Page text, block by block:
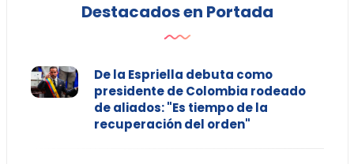
Destacados en Portada
De la Espriella debuta como
presidente de Colombia rodeado
de aliados: "Es tiempo de la
recuperación del orden"